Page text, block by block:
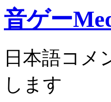
音ゲー
日本語コメ
します